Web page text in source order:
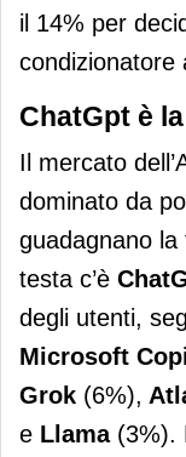
il 14% per
condizionatore
ChatGpt è
Il mercato
dominato da
guadagnano
testa c’è
degli utenti,
Microsoft
Grok (6%),
e Llama (3%).